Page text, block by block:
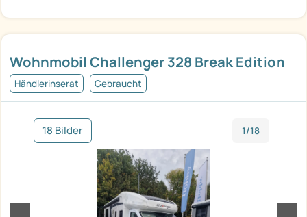
Wohnmobil Challenger 328 Break Edition
Händlerinserat Gebraucht
18 Bilder 1/18